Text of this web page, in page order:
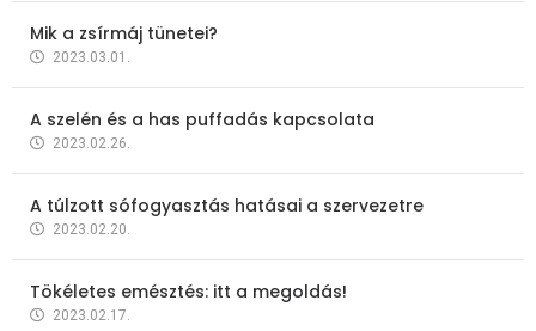
Mik a zsírmáj tünetei?
2023.03.01.
A szelén és a has puffadás kapcsolata
2023.02.26.
A túlzott sófogyasztás hatásai a szervezetre
2023.02.20.
Tökéletes emésztés: itt a megoldás!
2023.02.17.